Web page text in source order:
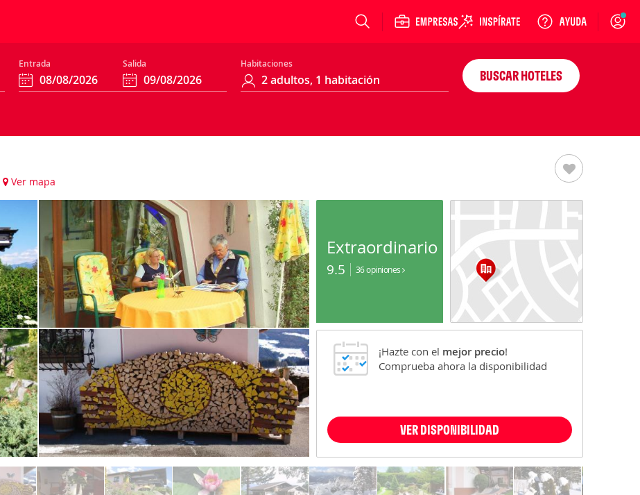
Login
Entrada Salida Habitaciones
BUSCAR HOTELES
Ver mapa
Extraordinario
9.5 36 opiniones
¡Hazte con el mejor precio!
Comprueba ahora la disponibilidad
VER DISPONIBILIDAD